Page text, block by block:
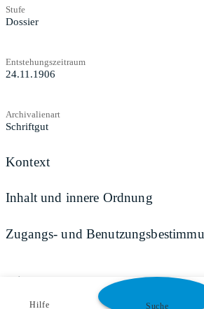
Stufe
Dossier
Entstehungszeitraum
24.11.1906
Archivalienart
Schriftgut
Kontext
Inhalt und innere Ordnung
Zugangs- und
Teilen
Hilfe Suche